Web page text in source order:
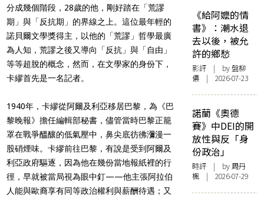
分成幾個階段，28歲的他，剛好踏在「荒謬
期」與「反抗期」的界線之上。這位最年輕的
諾貝爾文學獎得主，以他的「荒謬」哲學最廣
為人知，荒謬之後又導向「反抗」與「自由」
等等超脫的概念，然而，在文學家的身份下，
卡繆首先是一名記者。
1940年，卡繆從阿爾及利亞移居巴黎，為《巴
黎晚報》擔任編輯部秘書，儘管當時巴黎正籠
罩在戰爭醞釀的低氣壓中，鼻尖底彷彿瀰漫一
股硝煙味。卡繆前往巴黎，有說是受到阿爾及
利亞政府驅逐，因為他在幾份當地報紙裡的行
徑，早就被當局視為眼中釘——他主張阿拉伯
人能與歐裔享有同等政治權利與薪酬待遇；又
《給阿嬤的情
書》：潮水退
去以後，被允
許的鄉愁
影評 | by 盤柳
儂 | 2026-07-23
諾蘭《奧德
賽》中DEI的開
放性與反「身
份政治」
時評 | by周丹
楓 | 2026-07-29